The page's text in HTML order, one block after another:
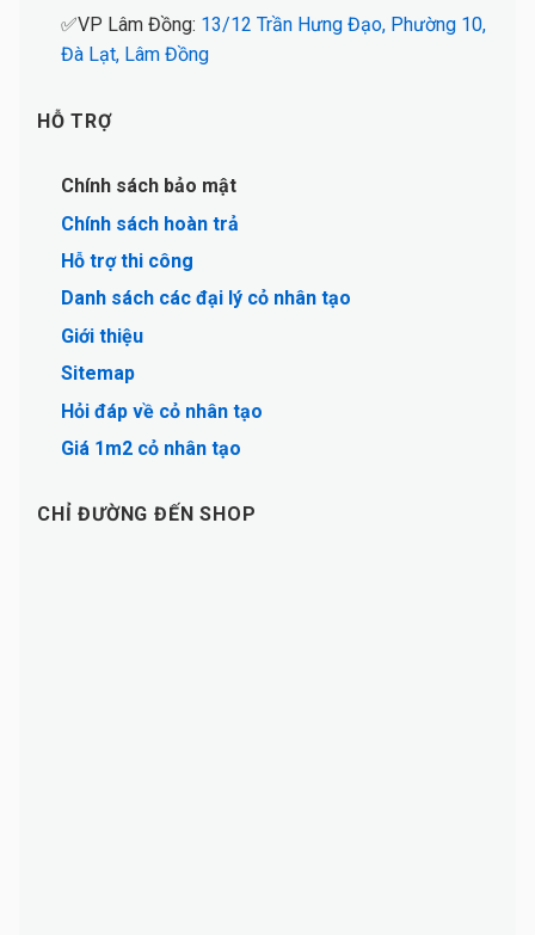
✅VP Lâm Đồng: 13/12 Trần Hưng Đạo, Phường 10,
Đà Lạt, Lâm Đồng
HỖ TRỢ
Chính sách bảo mật
Chính sách hoàn trả
Hỗ trợ thi công
Danh sách các đại lý cỏ nhân tạo
Giới thiệu
Sitemap
Hỏi đáp về cỏ nhân tạo
Giá 1m2 cỏ nhân tạo
CHỈ ĐƯỜNG ĐẾN SHOP